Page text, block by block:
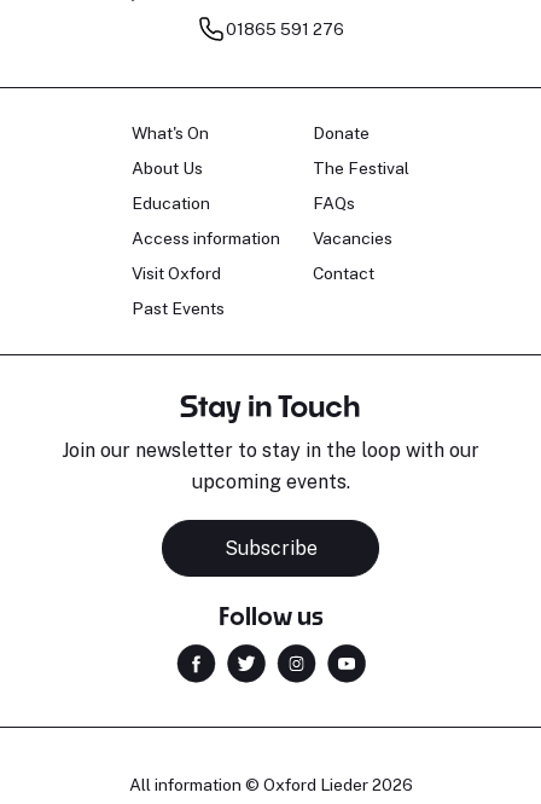
01865 591 276
What's On
About Us
Education
Access information
Visit Oxford
Past Events
Donate
The Festival
FAQs
Vacancies
Contact
Stay in Touch
Join our newsletter to stay in the loop with our
upcoming events.
Subscribe
Follow us
All information © Oxford Lieder 2026